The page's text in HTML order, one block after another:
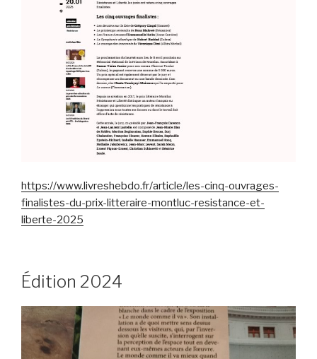
https://www.livreshebdo.fr/article/les-cinq-ouvrages-
finalistes-du-prix-litteraire-montluc-resistance-et-
liberte-2025
Édition 2024